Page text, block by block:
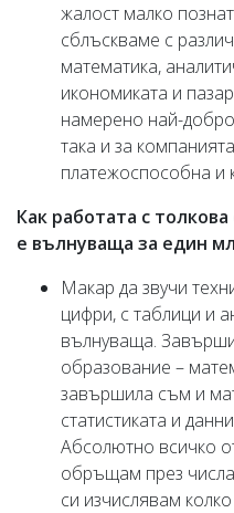
жалост малко
сблъскваме с
математика,
икономиката и
намерено най-
така и за
платежоспособна и
Как работата с
е вълнуваща за един
Макар да звучи
цифри, с таблици и
вълнуваща.
образование –
завършила съм и
статистиката и
Абсолютно всичко
обръщам през
си изчислявам